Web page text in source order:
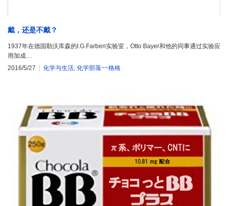
戴，还是不戴？
1937年在德国勒沃库森的I.G.Farben实验室，Otto Bayer和他的同事通过实验应
用加成…
2016/5/27
化学与生活 化学部落~~格格